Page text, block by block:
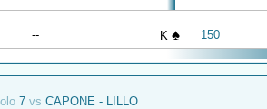
-- K ♠ 150
7 vs CAPONE - LILLO